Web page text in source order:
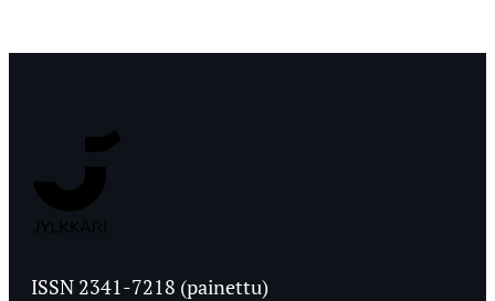
Ylioppilaslehti
ISSN 2341-7218 (painettu)